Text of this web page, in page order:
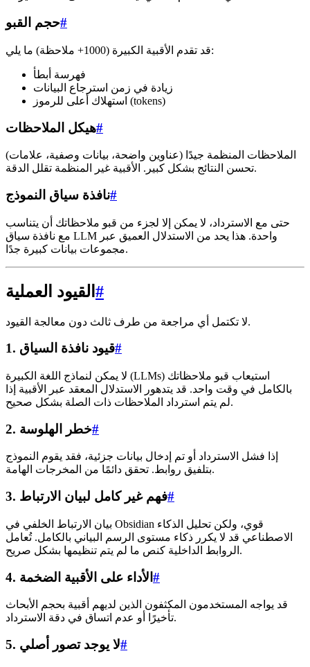
حجم القبو#
قد تقدم الأقبية الكبيرة (1000+ ملاحظة) ما يلي:
فهرسة أبطأ
زيادة في زمن استرجاع البيانات
استهلاك أعلى للرموز (tokens)
هيكل الملاحظات#
الملاحظات المنظمة جيدًا (عناوين واضحة، بيانات وصفية، علامات)
تحسن النتائج بشكل كبير. الأقبية غير المنظمة تقلل الدقة.
نافذة سياق النموذج#
حتى مع الاسترداد، لا يمكن إلا لجزء من قبو ملاحظاتك أن يتناسب
مع نافذة سياق LLM واحدة. هذا يحد من الاستدلال العميق عبر
مجموعات بيانات كبيرة جدًا.
القيود العملية #
لا تكتمل أي مراجعة من طرف ثالث دون معالجة القيود.
1. قيود نافذة السياق#
لا يمكن لنماذج اللغة الكبيرة (LLMs) استيعاب قبو ملاحظاتك
بالكامل في وقت واحد. قد يتدهور الاستدلال المعقد عبر الأقبية إذا
لم يتم استرداد الملاحظات ذات الصلة بشكل صحيح.
2. خطر الهلوسة#
إذا فشل الاسترداد أو تم إدخال بيانات جزئية، فقد يقوم النموذج
بتلفيق روابط. تحقق دائمًا من المخرجات الهامة.
3. فهم غير كامل لبيان الارتباط#
بيان الارتباط الخلفي في Obsidian قوي، ولكن تحليل الذكاء
الاصطناعي قد لا يكرر ذكاء مستوى الرسم البياني بالكامل. تُعامل
الروابط الداخلية كنص ما لم يتم تنظيمها بشكل صريح.
4. الأداء على الأقبية الضخمة #
قد يواجه المستخدمون المكثفون الذين لديهم أقبية بحجم الأبحاث
تأخيرًا أو عدم اتساق في دقة الاسترداد.
5. لا يوجد تصور أصلي#